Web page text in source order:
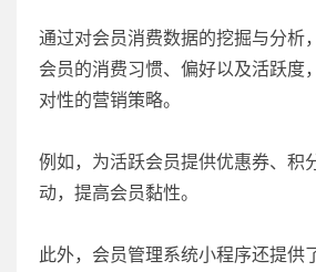
通过对会员消费数据的挖掘与分析
会员的消费习惯、偏好以及活跃度
对性的营销策略。
例如，为活跃会员提供优惠券、积
动，提高会员黏性。
此外，会员管理系统小程序还提供